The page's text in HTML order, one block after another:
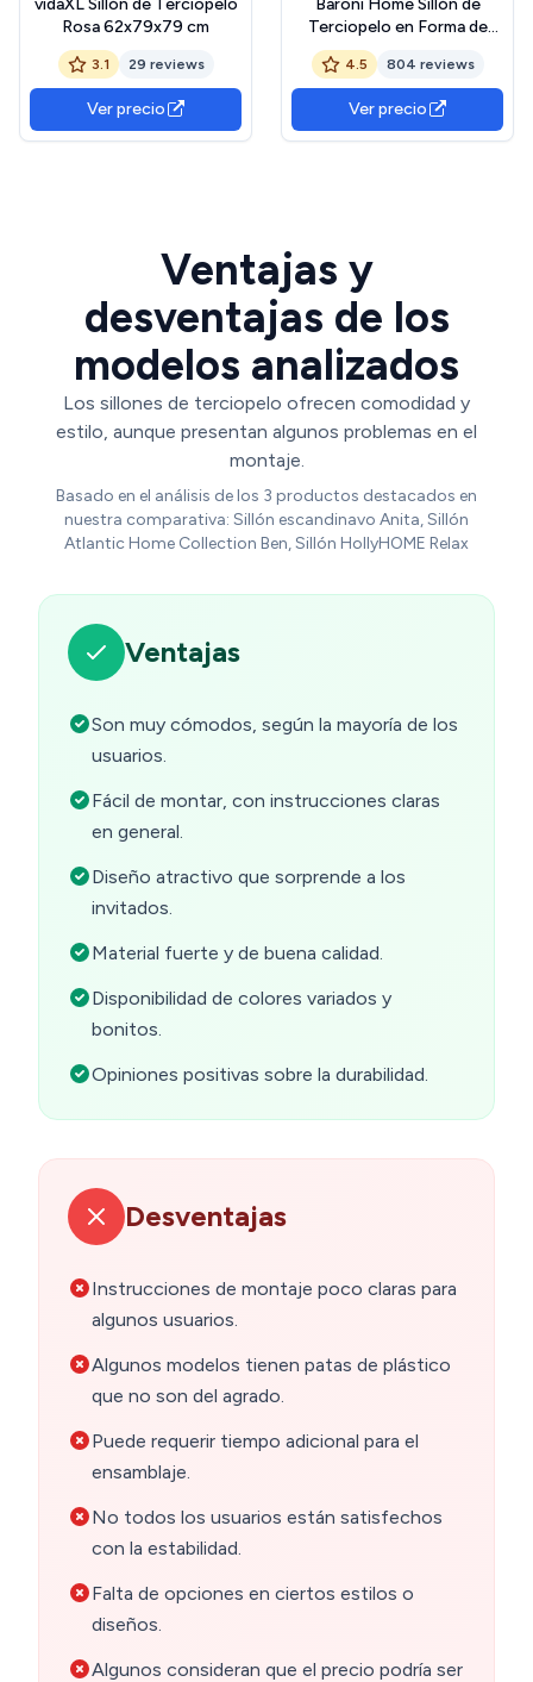
Rosa 62x79x79 cm
3.1 29 reviews
Ver precio
Terciopelo en Forma de
Concha con Patas Doradas
Brillantes, Silla para Salón,
Comedor, Dormitorio,
69x71x84 cm, Tiffany
4.5 804 reviews
Ver precio
Ventajas y
desventajas de los
modelos analizados
Los sillones de terciopelo ofrecen comodidad y
estilo, aunque presentan algunos problemas en el
montaje.
Basado en el análisis de los 3 productos destacados en
nuestra comparativa: Sillón escandinavo Anita, Sillón
Atlantic Home Collection Ben, Sillón HollyHOME Relax
Ventajas
Son muy cómodos, según la mayoría de los
usuarios.
Fácil de montar, con instrucciones claras
en general.
Diseño atractivo que sorprende a los
invitados.
Material fuerte y de buena calidad.
Disponibilidad de colores variados y
bonitos.
Opiniones positivas sobre la durabilidad.
Desventajas
Instrucciones de montaje poco claras para
algunos usuarios.
Algunos modelos tienen patas de plástico
que no son del agrado.
Puede requerir tiempo adicional para el
ensamblaje.
No todos los usuarios están satisfechos
con la estabilidad.
Falta de opciones en ciertos estilos o
diseños.
Algunos consideran que el precio podría ser